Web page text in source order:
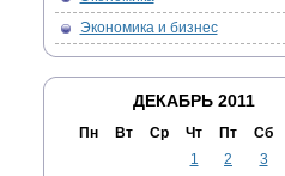
Экономика и бизнес
ДЕКАБРЬ 2011
Пн Вт Ср Чт Пт Сб
1 2 3